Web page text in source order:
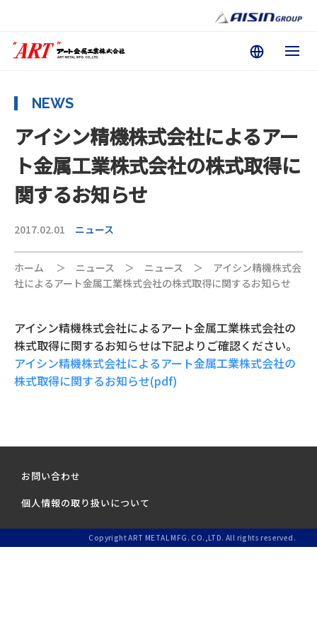
NEWS
アイシン精機株式会社によるアー
ト金属工業株式会社の株式取得に
関するお知らせ
2017.02.01 ニュース
ホーム ＞ ニュース ＞ ニュース ＞ アイシン精機株式会
社によるアート金属工業株式会社の株式取得に関するお知らせ
アイシン精機株式会社によるアート金属工業株式会社の
株式取得に関するお知らせは下記よりご確認ください。
アイシン精機株式会社によるアート金属工業株式会社の
株式取得に関するお知らせ(pdf)
お問い合わせ
個人情報の取り扱いについて
Copyright ART METAL MFG. CO.,LTD. All rights reserved.